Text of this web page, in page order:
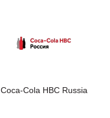
Coca-Cola HBC Russia